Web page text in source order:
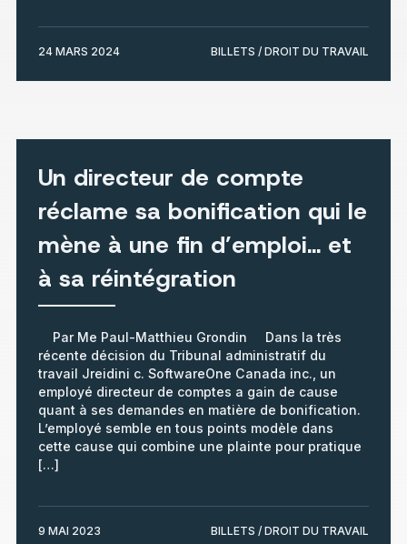
24 MARS 2024 BILLETS / DROIT DU TRAVAIL
Un directeur de compte
réclame sa bonification qui le
mène à une fin d’emploi… et
à sa réintégration
Par Me Paul-Matthieu Grondin Dans la très
récente décision du Tribunal administratif du
travail Jreidini c. SoftwareOne Canada inc., un
employé directeur de comptes a gain de cause
quant à ses demandes en matière de bonification.
L’employé semble en tous points modèle dans
cette cause qui combine une plainte pour pratique
[…]
9 MAI 2023 BILLETS / DROIT DU TRAVAIL